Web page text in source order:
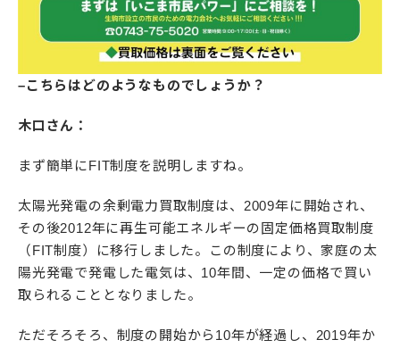
–こちらはどのようなものでしょうか？
木口さん：
まず簡単にFIT制度を説明しますね。
太陽光発電の余剰電力買取制度は、2009年に開始され、
その後2012年に再生可能エネルギーの固定価格買取制度
（FIT制度）に移行しました。この制度により、家庭の太
陽光発電で発電した電気は、10年間、一定の価格で買い
取られることとなりました。
ただそろそろ、制度の開始から10年が経過し、2019年か